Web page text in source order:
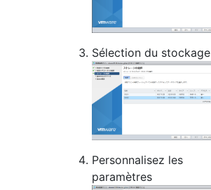
Sélection du stockage
Personnalisez les
paramètres